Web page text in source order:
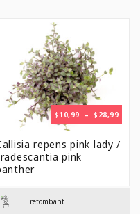
$10,99 – $ 28,99
DE
repens pink lady /
pink
retombant